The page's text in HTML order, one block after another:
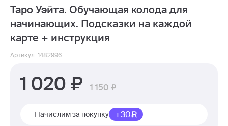
Таро Уэйта. Обучающая колода для
начинающих. Подсказки на каждой
карте + инструкция
Артикул: 1482996
1 020 1 150
Начислим за покупку +30